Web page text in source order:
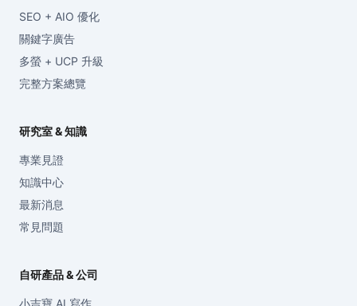
SEO + AIO 優化
關鍵字廣告
多螢 + UCP 升級
完整方案總覽
研究室 & 知識
專業見證
知識中心
最新消息
常見問題
自研產品 & 公司